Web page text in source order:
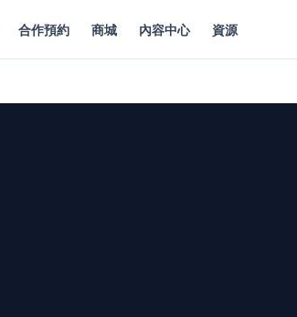
合作預約 商城 內容中心 資源